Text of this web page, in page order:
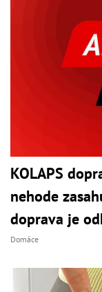
KOLAPS
nehode
doprava je
Domáce